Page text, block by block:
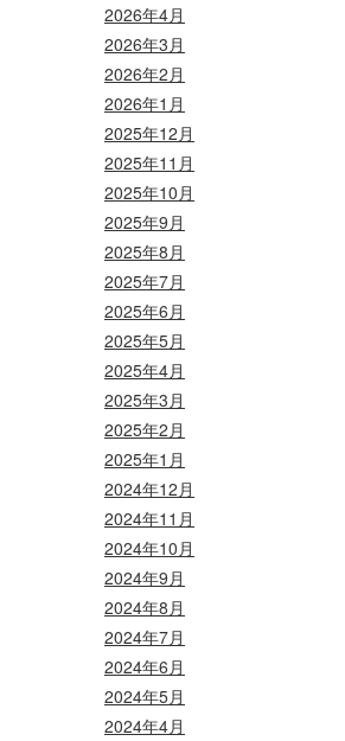
2026年4月
2026年3月
2026年2月
2026年1月
2025年12月
2025年11月
2025年10月
2025年9月
2025年8月
2025年7月
2025年6月
2025年5月
2025年4月
2025年3月
2025年2月
2025年1月
2024年12月
2024年11月
2024年10月
2024年9月
2024年8月
2024年7月
2024年6月
2024年5月
2024年4月